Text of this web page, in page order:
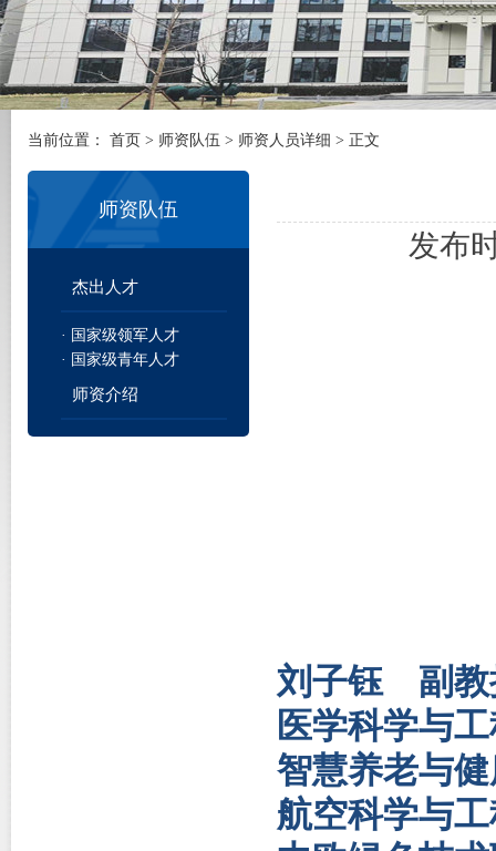
当前位置： 首页 > 师资队伍 > 师资人员详细 > 正文
师资队伍
杰出人才
· 国家级领军人才
· 国家级青年人才
师资介绍
发布
刘子钰 副教
医学科学与
智慧养老与
航空科学与